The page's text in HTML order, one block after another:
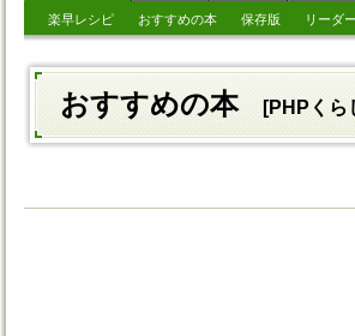
楽早レシピ おすすめの本 保存版 リーダ
おすすめの本 [PHPくら